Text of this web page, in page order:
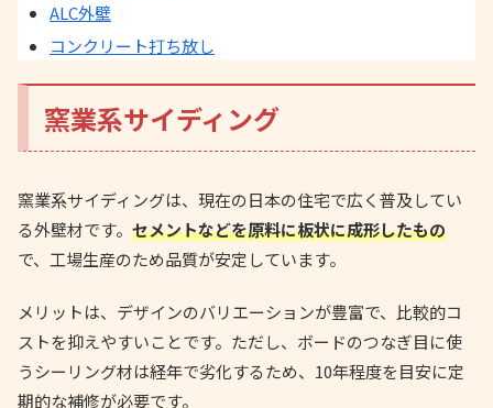
ALC外壁
コンクリート打ち放し
窯業系サイディング
窯業系サイディングは、現在の日本の住宅で広く普及してい
る外壁材です。 セメントなどを原料に板状に成形したもの
で、工場生産のため品質が安定しています。
メリットは、デザインのバリエーションが豊富で、比較的コ
ストを抑えやすいことです。ただし、ボードのつなぎ目に使
うシーリング材は経年で劣化するため、10年程度を目安に定
期的な補修が必要です。